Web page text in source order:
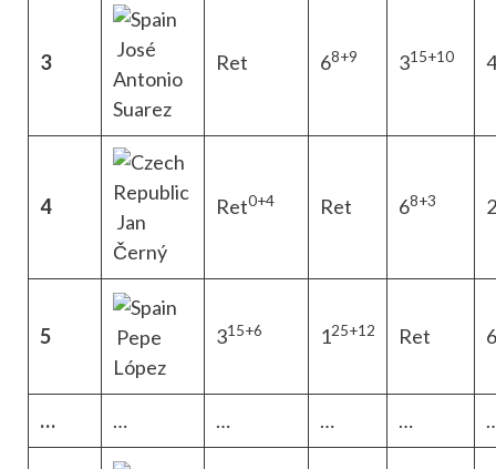
3
José
Antonio
Suarez
Ret 68+9 315+10 4
4
Jan
Černý
Ret0+4 Ret 68+3 2
5
Pepe
López
315+6 125+12 Ret 6
… … … … …